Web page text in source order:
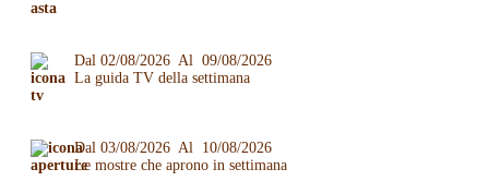
Dal 02/08/2026 Al 09/08/2026
La guida TV della settimana
Dal 03/08/2026 Al 10/08/2026
Le mostre che aprono in settimana